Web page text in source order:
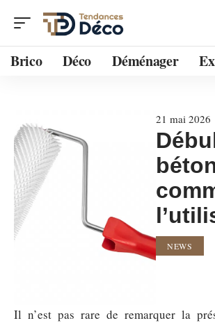
Brico Déco Déménager
21 mai 2026
NEWS
Il n’est pas rare de remarquer la